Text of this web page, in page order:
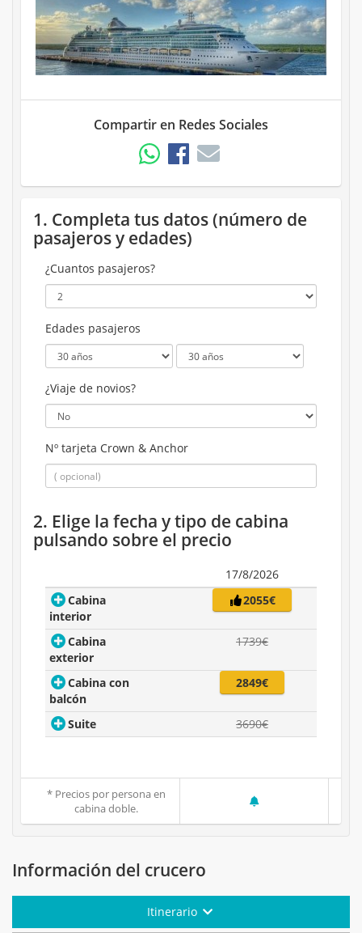
Compartir en Redes Sociales
1. Completa tus datos (número de
pasajeros y edades)
¿Cuantos pasajeros?
Edades pasajeros
¿Viaje de novios?
Nº tarjeta Crown & Anchor
2. Elige la fecha y tipo de cabina
pulsando sobre el precio
17/8/2026
Cabina
interior
2055€
Cabina
exterior
1739€
Cabina con
balcón
2849€
Suite 3690€
* Precios por persona en
cabina doble.
Información del crucero
Itinerario